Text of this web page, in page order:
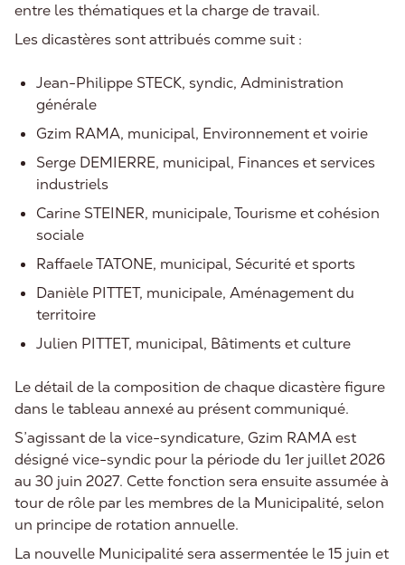
entre les thématiques et la charge de travail.
Les dicastères sont attribués comme suit :
Jean-Philippe STECK, syndic, Administration
générale
Gzim RAMA, municipal, Environnement et voirie
Serge DEMIERRE, municipal, Finances et services
industriels
Carine STEINER, municipale, Tourisme et cohésion
sociale
Raffaele TATONE, municipal, Sécurité et sports
Danièle PITTET, municipale, Aménagement du
territoire
Julien PITTET, municipal, Bâtiments et culture
Le détail de la composition de chaque dicastère figure
dans le tableau annexé au présent communiqué.
S’agissant de la vice-syndicature, Gzim RAMA est
désigné vice-syndic pour la période du 1er juillet 2026
au 30 juin 2027. Cette fonction sera ensuite assumée à
tour de rôle par les membres de la Municipalité, selon
un principe de rotation annuelle.
La nouvelle Municipalité sera assermentée le 15 juin et